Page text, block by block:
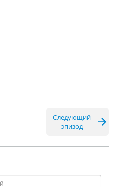
Следующий
эпизод